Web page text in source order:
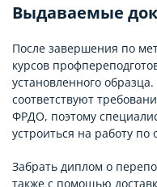
Выдаваемые
После завершения по
курсов
установленного
соответствуют
ФРДО, поэтому
устроиться на работу
Забрать диплом о
также с помощью